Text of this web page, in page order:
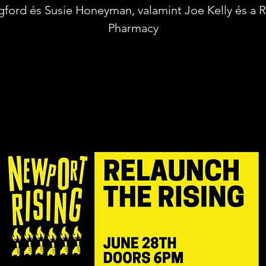
és Susie Honeyman, valamint Joe Kelly és a
Pharmacy